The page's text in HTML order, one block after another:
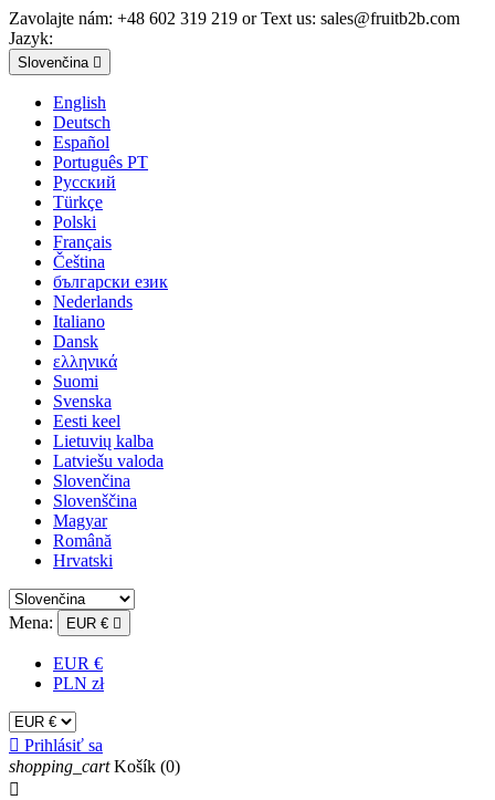
Zavolajte nám: +48 602 319 219 or Text us: sales@fruitb2b.com
Jazyk:
Slovenčina 
English
Deutsch
Español
Português PT
Русский
Türkçe
Polski
Français
Čeština
български език
Nederlands
Italiano
Dansk
ελληνικά
Suomi
Svenska
Eesti keel
Lietuvių kalba
Latviešu valoda
Slovenčina
Slovenščina
Magyar
Română
Hrvatski
Mena: EUR € 
EUR €
PLN zł
 Prihlásiť sa
shopping_cart Košík (0)
